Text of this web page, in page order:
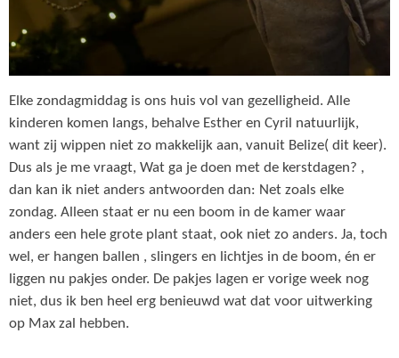
Elke zondagmiddag is ons huis vol van gezelligheid. Alle
kinderen komen langs, behalve Esther en Cyril natuurlijk,
want zij wippen niet zo makkelijk aan, vanuit Belize( dit keer).
Dus als je me vraagt, Wat ga je doen met de kerstdagen? ,
dan kan ik niet anders antwoorden dan: Net zoals elke
zondag. Alleen staat er nu een boom in de kamer waar
anders een hele grote plant staat, ook niet zo anders. Ja, toch
wel, er hangen ballen , slingers en lichtjes in de boom, én er
liggen nu pakjes onder. De pakjes lagen er vorige week nog
niet, dus ik ben heel erg benieuwd wat dat voor uitwerking
op Max zal hebben.